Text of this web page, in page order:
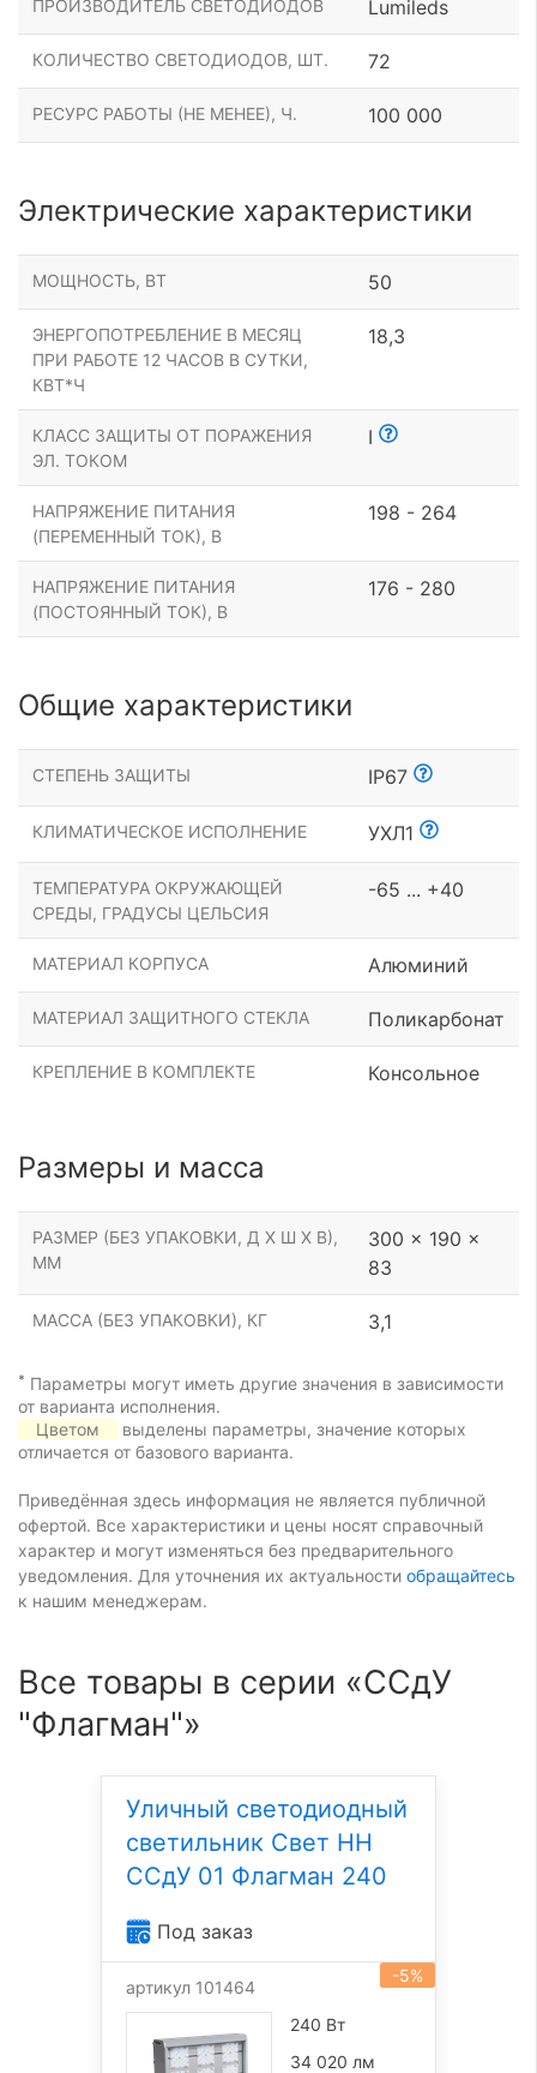
ПРОИЗВОДИТЕЛЬ СВЕТОДИОДОВ Lumileds
КОЛИЧЕСТВО СВЕТОДИОДОВ, ШТ. 72
РЕСУРС РАБОТЫ (НЕ МЕНЕЕ), Ч. 100 000
Электрические характеристики
МОЩНОСТЬ, ВТ 50
ЭНЕРГОПОТРЕБЛЕНИЕ В МЕСЯЦ
ПРИ РАБОТЕ 12 ЧАСОВ В СУТКИ,
КВТ*Ч
18,3
КЛАСС ЗАЩИТЫ ОТ ПОРАЖЕНИЯ
ЭЛ. ТОКОМ
I
НАПРЯЖЕНИЕ ПИТАНИЯ
(ПЕРЕМЕННЫЙ ТОК), В
198 - 264
НАПРЯЖЕНИЕ ПИТАНИЯ
(ПОСТОЯННЫЙ ТОК), В
176 - 280
Общие характеристики
СТЕПЕНЬ ЗАЩИТЫ IP67
КЛИМАТИЧЕСКОЕ ИСПОЛНЕНИЕ УХЛ1
ТЕМПЕРАТУРА ОКРУЖАЮЩЕЙ
СРЕДЫ, ГРАДУСЫ ЦЕЛЬСИЯ
-65 ... +40
МАТЕРИАЛ КОРПУСА Алюминий
МАТЕРИАЛ ЗАЩИТНОГО СТЕКЛА Поликарбонат
КРЕПЛЕНИЕ В КОМПЛЕКТЕ Консольное
Размеры и масса
РАЗМЕР (БЕЗ УПАКОВКИ, Д Х Ш Х В),
ММ
300 x 190 x
83
МАССА (БЕЗ УПАКОВКИ), КГ 3,1
* Параметры могут иметь другие значения в зависимости
от варианта исполнения.
Цветом
выделены параметры, значение которых
отличается от базового варианта.
Приведённая здесь информация не является публичной
офертой. Все характеристики и цены носят справочный
характер и могут изменяться без предварительного
уведомления. Для уточнения их актуальности обращайтесь
к нашим менеджерам.
Все товары в серии «ССдУ
"Флагман"»
Уличный светодиодный
светильник Свет НН
ССдУ 01 Флагман 240
Под заказ
-5%
артикул 101464
240 Вт
34 020 лм